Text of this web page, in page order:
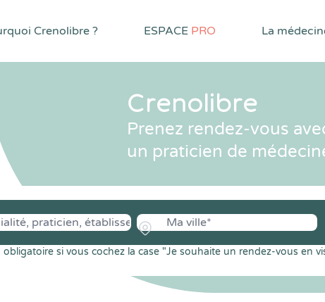
Crenolibre ? ESPACE PRO La
Crenolibre
Prenez rendez-vous
un praticien de
si vous cochez la case "Je souhaite un rendez-vous en